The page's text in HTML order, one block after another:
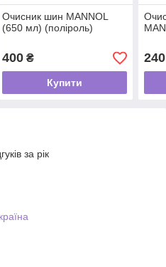
Очисник шин MANNOL
(650 мл) (поліроль)
400₴
Купити
240
за рік